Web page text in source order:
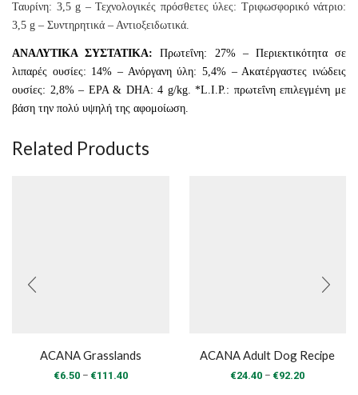
Ταυρίνη: 3,5 g – Τεχνολογικές πρόσθετες ύλες: Τριφωσφορικό νάτριο:
3,5 g – Συντηρητικά – Αντιοξειδωτικά.
ΑΝΑΛΥΤΙΚΑ ΣΥΣΤΑΤΙΚΑ: Πρωτεΐνη: 27% – Περιεκτικότητα σε
λιπαρές ουσίες: 14% – Ανόργανη ύλη: 5,4% – Ακατέργαστες ινώδεις
ουσίες: 2,8% – EPA & DHA: 4 g/kg. *L.I.P.: πρωτεΐνη επιλεγμένη με
βάση την πολύ υψηλή της αφομοίωση.
Related Products
ACANA Grasslands
€6.50 – €111.40Price
ACANA Adult Dog Recipe
€24.40 – €92.20Price